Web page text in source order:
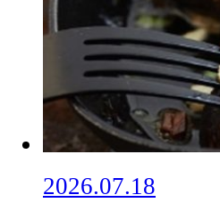
2026.07.18